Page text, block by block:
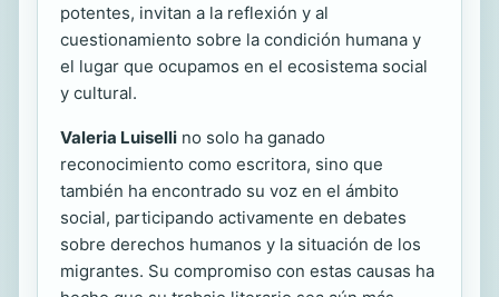
potentes, invitan a la reflexión y al
cuestionamiento sobre la condición humana y
el lugar que ocupamos en el ecosistema social
y cultural.
Valeria Luiselli no solo ha ganado
reconocimiento como escritora, sino que
también ha encontrado su voz en el ámbito
social, participando activamente en debates
sobre derechos humanos y la situación de los
migrantes. Su compromiso con estas causas ha